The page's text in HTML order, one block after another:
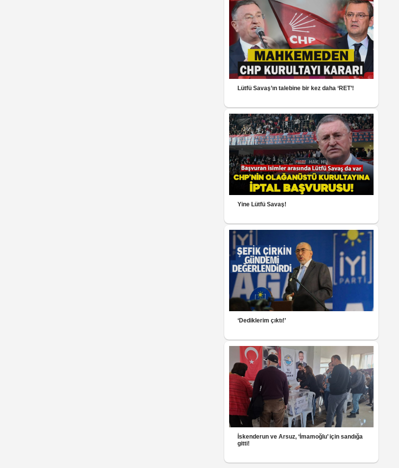
Lütfü Savaş’ın talebine bir kez daha ‘RET’!
Yine Lütfü Savaş!
‘Dediklerim çıktı!’
İskenderun ve Arsuz, ‘İmamoğlu’ için sandığa
gitti!